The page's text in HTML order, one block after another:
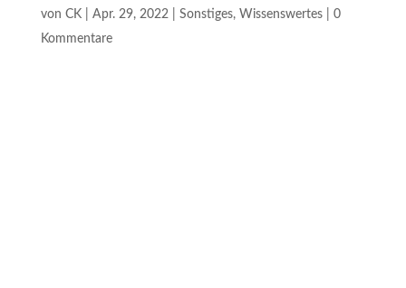
von CK| Apr. 29, 2022| Sonstiges, Wissenswertes| 0
Kommentare